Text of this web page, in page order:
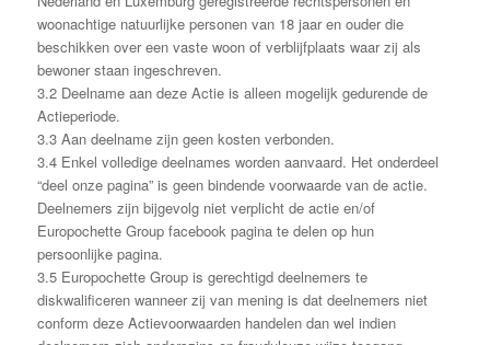
woonachtige natuurlijke personen van 18 jaar en ouder die
beschikken over een vaste woon of verblijfplaats waar zij als
bewoner staan ingeschreven.
3.2 Deelname aan deze Actie is alleen mogelijk gedurende de
Actieperiode.
3.3 Aan deelname zijn geen kosten verbonden.
3.4 Enkel volledige deelnames worden aanvaard. Het onderdeel
“deel onze pagina” is geen bindende voorwaarde van de actie.
Deelnemers zijn bijgevolg niet verplicht de actie en/of
Europochette Group facebook pagina te delen op hun
persoonlijke pagina.
3.5 Europochette Group is gerechtigd deelnemers te
diskwalificeren wanneer zij van mening is dat deelnemers niet
conform deze Actievoorwaarden handelen dan wel indien